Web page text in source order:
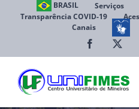
BRASIL Serviços
Transparência COVID-19
Canais
Facebook